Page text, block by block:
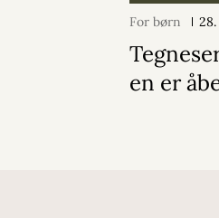
For børn
en er